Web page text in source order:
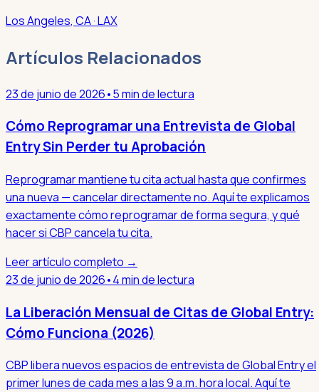
Los Angeles, CA· LAX
Artículos Relacionados
23 de junio de 2026•5 min de lectura
Cómo Reprogramar una Entrevista de Global
Entry Sin Perder tu Aprobación
Reprogramar mantiene tu cita actual hasta que confirmes
una nueva — cancelar directamente no. Aquí te explicamos
exactamente cómo reprogramar de forma segura, y qué
hacer si CBP cancela tu cita.
Leer artículo completo →
23 de junio de 2026•4 min de lectura
La Liberación Mensual de Citas de Global Entry:
Cómo Funciona (2026)
CBP libera nuevos espacios de entrevista de Global Entry el
primer lunes de cada mes a las 9 a.m. hora local. Aquí te